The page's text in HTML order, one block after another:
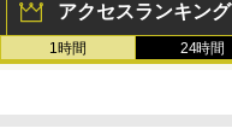
アクセスランキング
1時間 24時間